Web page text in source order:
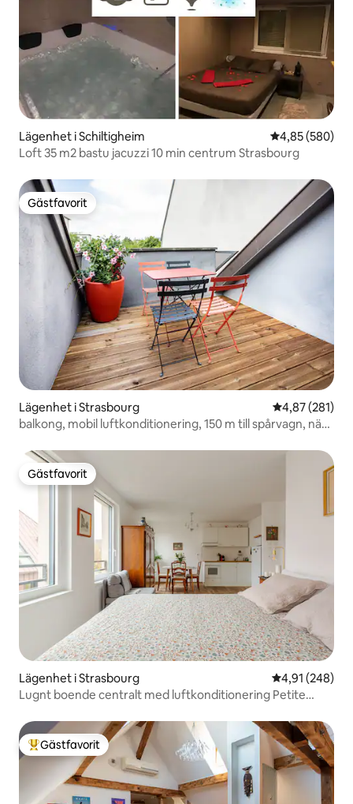
Lägenhet i Schiltigheim 4,85 av 5 i
4,85 (580)
Loft 35 m2 bastu jacuzzi 10 min centrum Strasbourg
Gästfavorit
Gästfavorit
Lägenhet i Strasbourg 4,87 av 5 i
4,87 (281)
balkong, mobil luftkonditionering, 150 m till spårvagn, nära
Gästfavorit
Gästfavorit
Lägenhet i Strasbourg 4,91 av 5 i
4,91 (248)
Lugnt boende centralt med luftkonditionering Petite
Populär gästfavorit
Gästfavorit